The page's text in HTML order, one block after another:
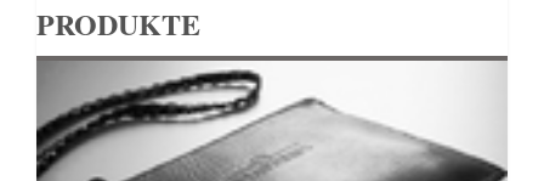
PRODUKTE